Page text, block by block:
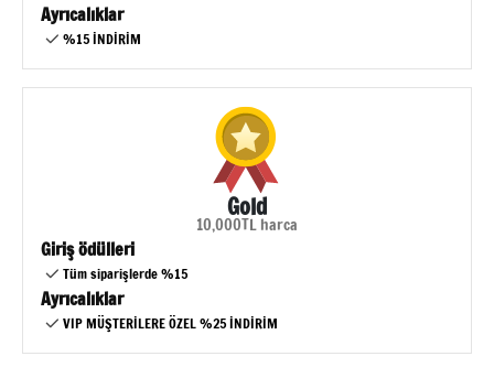
Ayrıcalıklar
%15 İNDİRİM
Gold
10,000TL harca
Giriş ödülleri
Tüm siparişlerde %15
Ayrıcalıklar
VIP MÜŞTERİLERE ÖZEL %25 İNDİRİM